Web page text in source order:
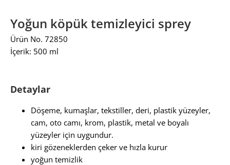
Yoğun köpük temizleyici sprey
Ürün No. 72850
İçerik: 500 ml
Detaylar
Döşeme, kumaşlar, tekstiller, deri, plastik yüzeyler,
cam, oto camı, krom, plastik, metal ve boyalı
yüzeyler için uygundur.
kiri gözeneklerden çeker ve hızla kurur
yoğun temizlik